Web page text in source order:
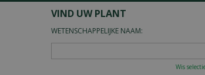
VIND UW PLANT
WETENSCHAPPELIJKE NAAM:
Wis